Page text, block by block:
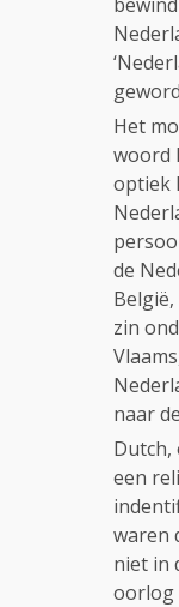
Het
woord
optiek
de
zin
naar
Dutch,
een
waren
niet in
oorlog